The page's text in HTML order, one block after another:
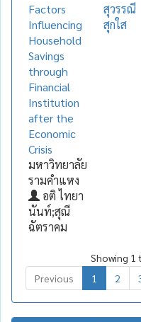
Factors
Influencing
Household
Savings
through
Financial
Institution
after the
Economic
Crisis
มหาวิทยาลัย
รามคำแหง
อติ ไทยา
นันท์;สุณี
ฉัตราคม
สุวรรณี
สุกใส
Showing 1
Previous
1 2